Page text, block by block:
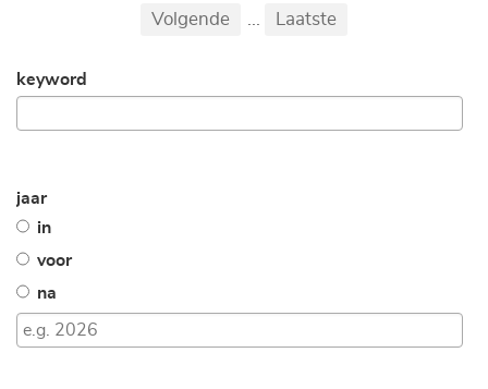
Eerste
Vorige
Volgende Laatste
keyword
jaar
in
voor
na